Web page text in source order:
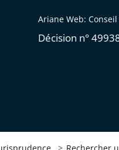
Ariane Web: Conseil
Décision n°